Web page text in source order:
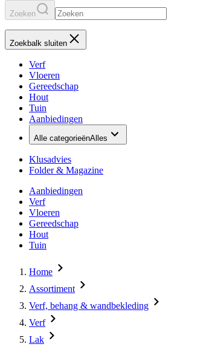
Zoeken
Zoekbalk sluiten
Verf
Vloeren
Gereedschap
Hout
Tuin
Aanbiedingen
Alle categorieënAlles
Klusadvies
Folder & Magazine
Aanbiedingen
Verf
Vloeren
Gereedschap
Hout
Tuin
Home
Assortiment
Verf, behang & wandbekleding
Verf
Lak